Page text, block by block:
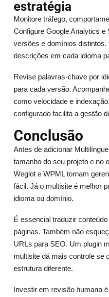
estratégia
Monitore tráfego,
Configure Google Analytics
versões e domínios
descrições em cada idioma
Revise palavras-chave por
para cada versão.
como velocidade e
configurado facilita a gestão
Conclusão
Antes de adicionar
tamanho do seu projeto e no
Weglot e WPML tornam
fácil. Já o multisite é melhor
idioma ou domínio.
É essencial traduzir
páginas. Também não
URLs para SEO. Um plugin
multisite dá mais controle se
estrutura diferente.
Investir em revisão humana